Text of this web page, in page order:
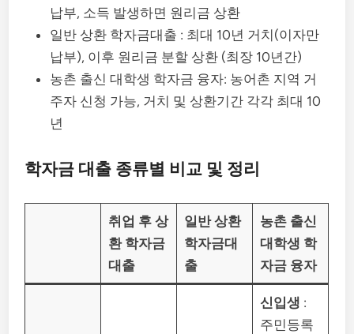
납부, 소득 발생하면 원리금 상환
일반 상환 학자금대출 : 최대 10년 거치(이자만
납부), 이후 원리금 분할 상환 (최장 10년간)
농촌 출신 대학생 학자금 융자: 농어촌 지역 거
주자 신청 가능, 거치 및 상환기간 각각 최대 10
년
학자금 대출 종류별 비교 및 정리
취업 후 상
환 학자금
대출
일반 상환
학자금대
출
농촌 출신
대학생 학
자금 융자
신입생 :
주민등록